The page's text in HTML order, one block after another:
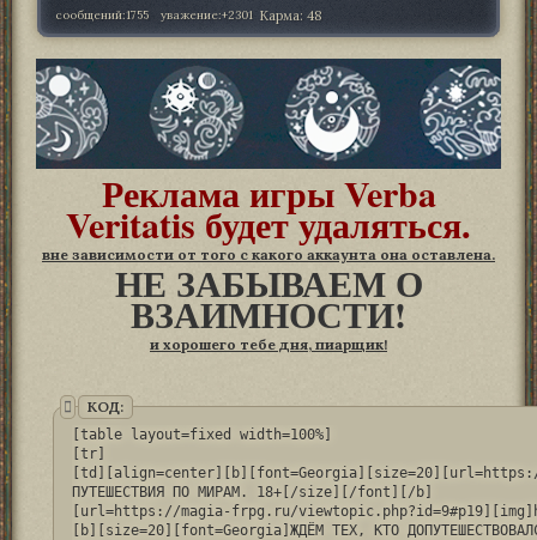
сообщений:1755 уважение:+2301 Карма: 48
Реклама игры Verba
Veritatis будет удаляться.
вне зависимости от того с какого аккаунта она оставлена.
НЕ ЗАБЫВАЕМ О
ВЗАИМНОСТИ!
и хорошего тебе дня, пиарщик!
КОД:
[table layout=fixed width=100%]
[tr]
ПУТЕШЕСТВИЯ ПО МИРАМ. 18+[/size][/font][/b]
[url=https://magia-frpg.ru/
[b][size=20][font=Georgia]ЖДЁМ ТЕХ, КТО